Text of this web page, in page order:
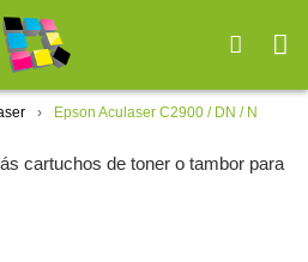
Epson Aculaser C2900 / DN / N
cartuchos de toner o tambor para